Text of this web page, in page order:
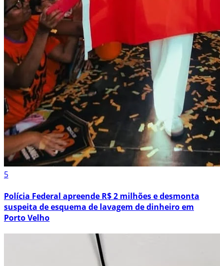
5
Polícia Federal apreende R$ 2 milhões e desmonta
suspeita de esquema de lavagem de dinheiro em
Porto Velho